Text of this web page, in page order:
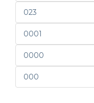
023
0001
0000
000